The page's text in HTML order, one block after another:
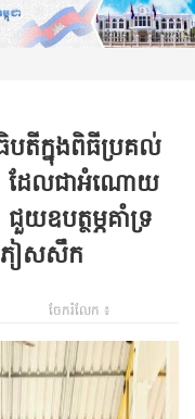
បតីក្នុងពិធីប្រគល់
ា ដែលជាអំណោយ
ឧបត្ថម្ភគាំទ្រ
ភៀសសឹក
ចែករំលែក ៖